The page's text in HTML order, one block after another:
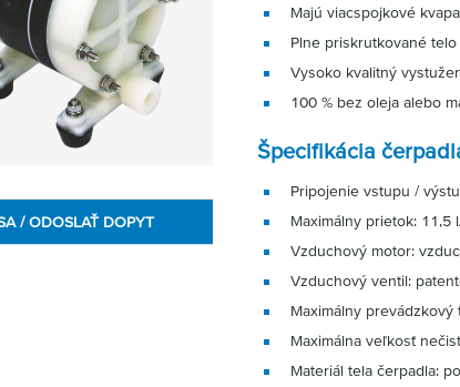
/ ODOSLAŤ DOPYT
Majú viacspojkové
Plne priskrutkované telo
Vysoko kvalitný
100 % bez oleja alebo
Špecifikácia
Pripojenie vstupu /
Maximálny prietok: 11,5
Vzduchový motor:
Vzduchový ventil:
Maximálny prevádzkový
Maximálna veľkosť
Materiál tela čerpadla: